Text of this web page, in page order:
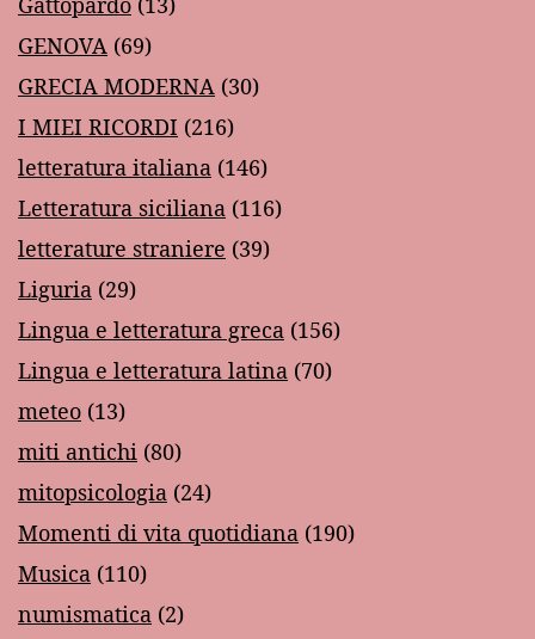
GENOVA (69)
GRECIA MODERNA (30)
I MIEI RICORDI (216)
letteratura italiana (146)
Letteratura siciliana (116)
letterature straniere (39)
Liguria (29)
Lingua e letteratura greca (156)
Lingua e letteratura latina (70)
meteo (13)
miti antichi (80)
mitopsicologia (24)
Momenti di vita quotidiana (190)
Musica (110)
numismatica (2)